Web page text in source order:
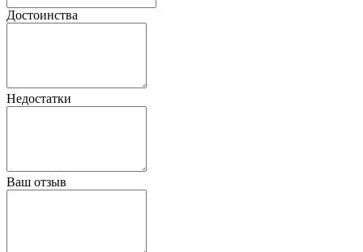
Достоинства
Недостатки
Ваш отзыв